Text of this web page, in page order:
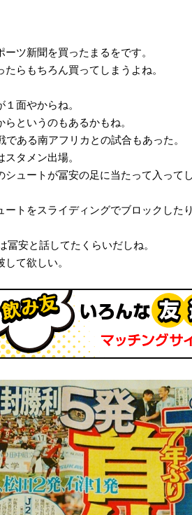
ツ新聞を買ったまるをです。
らもちろん買ってしまうよね。
面やからね。
というのもあるかもね。
ある南アフリカとの試合もあった。
タメン出場。
シュートが冨安の足に当たって入って
ートをスライディングでブロックした
冨安と話してたくらいだしね。
て欲しい。